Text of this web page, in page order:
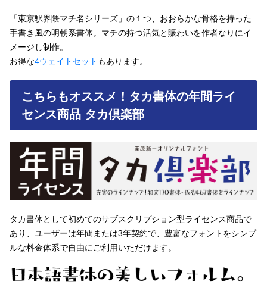
マイページ
お気に入り
ご利用ガイド
お問い合わせ
教科書体 行書体
草書体 勘亭流
江戸文字
すべてを表示
セット or 単体
文字種類
価格帯
「東京駅界隈マチ名シリーズ」の１つ、おおらかな骨格を持った
手書き風の明朝系書体。マチの持つ活気と賑わいを作者なりにイ
メージし制作。
お得な4ウェイトセット もあります。
こちらもオススメ！タカ書体の年間ライ
センス商品 タカ倶楽部
タカ書体として初めてのサブスクリプション型ライセンス商品で
あり、ユーザーは年間または3年契約で、豊富なフォントをシンプ
ルな料金体系で自由にご利用いただけます。